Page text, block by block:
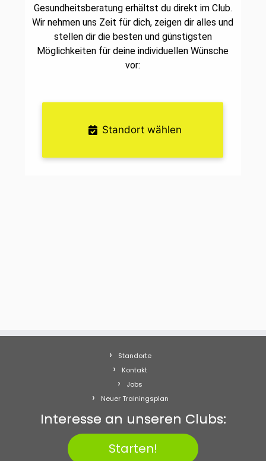
Gesundheitsberatung erhältst du direkt im Club.
Wir nehmen uns Zeit für dich, zeigen dir alles und
stellen dir die besten und günstigsten
Möglichkeiten für deine individuellen Wünsche
vor:
Standort wählen
Standorte
Kontakt
Jobs
Neuer Trainingsplan
Interesse an unseren Clubs:
Starten!